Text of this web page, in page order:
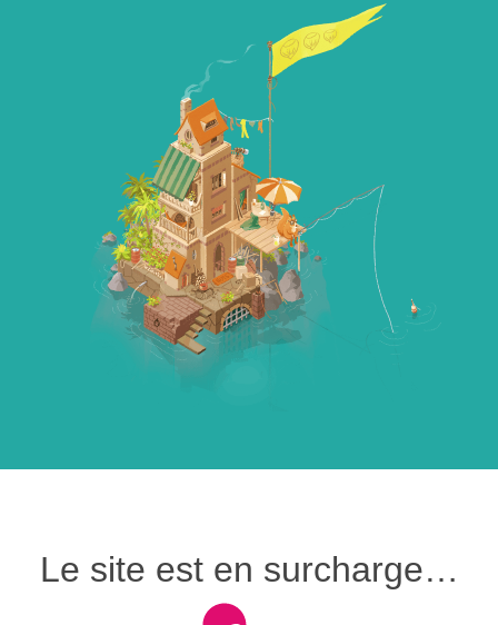
Le site est en surcharge…